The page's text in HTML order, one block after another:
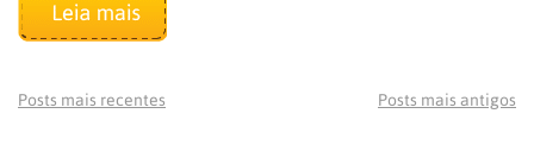
Posts mais recentes Posts mais antigos